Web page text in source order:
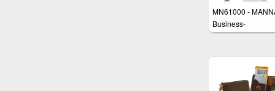
MN61000 -
Business-